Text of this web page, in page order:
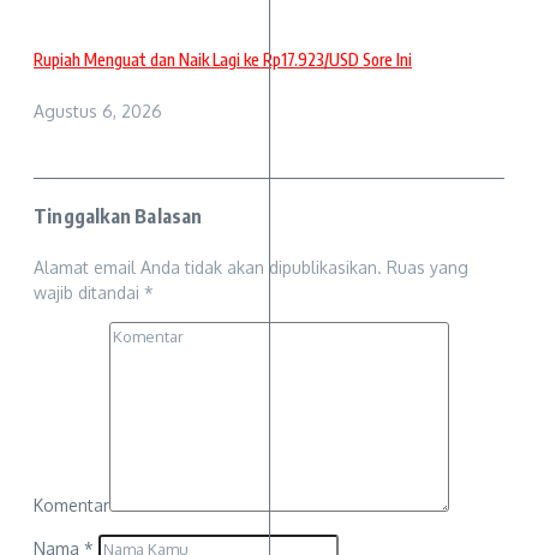
Rupiah Menguat dan Naik Lagi ke Rp17.923/USD Sore Ini
Agustus 6, 2026
Tinggalkan Balasan
Alamat email Anda tidak akan dipublikasikan. Ruas yang
wajib ditandai *
Komentar
Nama *